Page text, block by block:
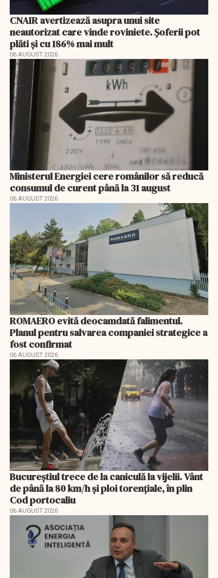
CNAIR avertizează asupra unui site
neautorizat care vinde roviniete. Șoferii pot
plăti și cu 186% mai mult
06 AUGUST 2026
Ministerul Energiei cere românilor să reducă
consumul de curent până la 31 august
06 AUGUST 2026
ROMAERO evită deocamdată falimentul.
Planul pentru salvarea companiei strategice a
fost confirmat
06 AUGUST 2026
Bucureștiul trece de la caniculă la vijelii. Vânt
de până la 80 km/h și ploi torențiale, în plin
Cod portocaliu
06 AUGUST 2026